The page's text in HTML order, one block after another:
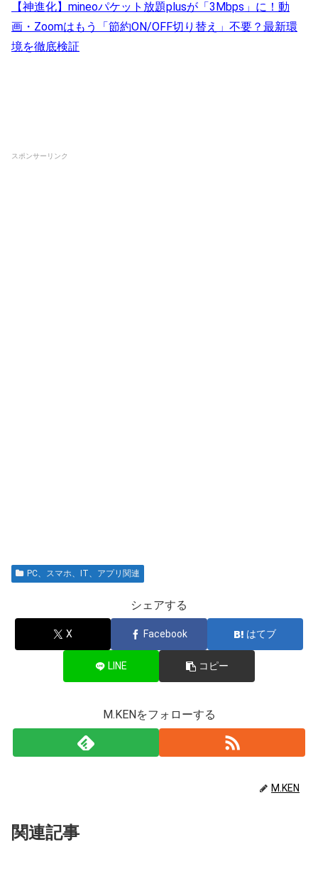
【神進化】mineoパケット放題plusが「3Mbps」に！動
画・Zoomはもう「節約ON/OFF切り替え」不要？最新環
境を徹底検証
スポンサーリンク
PC、スマホ、IT、アプリ関連
シェアする
X Facebook はてブ
LINE コピー
M.KENをフォローする
M.KEN
関連記事